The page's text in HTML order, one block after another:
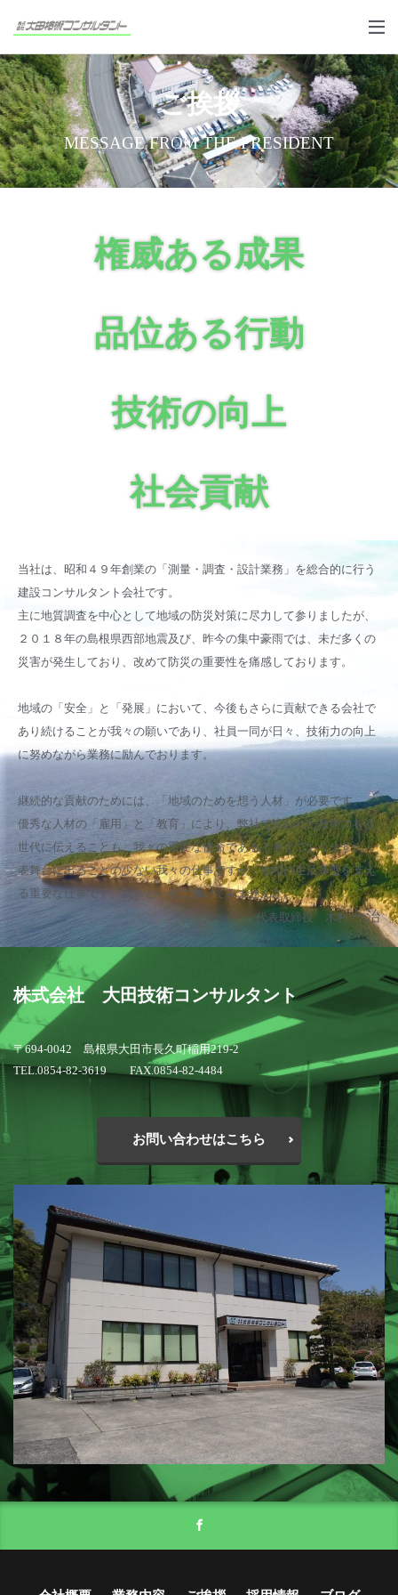
ご挨拶
MESSAGE FROM THE PRESIDENT
権威ある成果
品位ある行動
技術の向上
社会貢献
当社は、昭和４９年創業の「測量・調査・設計業務」を総合的に行う
建設コンサルタント会社です。
主に地質調査を中心として地域の防災対策に尽力して参りましたが、
２０１８年の島根県西部地震及び、昨今の集中豪雨では、未だ多くの
災害が発生しており、改めて防災の重要性を痛感しております。
地域の「安全」と「発展」において、今後もさらに貢献できる会社で
あり続けることが我々の願いであり、社員一同が日々、技術力の向上
に努めながら業務に励んでおります。
継続的な貢献のためには、「地域のためを想う人材」が必要です。
優秀な人材の「雇用」と「教育」により、弊社で培われた技術力を次
世代に伝えることも、我々の重要な使命であると考えております。
表舞台に出ることの少ない我々の仕事ですが、地域の生活基盤を支え
る重要な仕事です。我々と一緒に働いてみませんか。
代表取締役 木村一治
株式会社 大田技術コンサルタント
〒694-0042 島根県大田市長久町稲用219-2
TEL.0854-82-3619 FAX.0854-82-4484
お問い合わせはこちら